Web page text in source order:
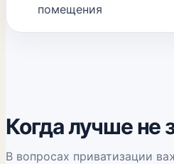
помещения
Когда лучше не
В вопросах приватизации